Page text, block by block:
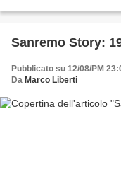
Sanremo Story:
Pubblicato su 12/08/PM
Da Marco Liberti